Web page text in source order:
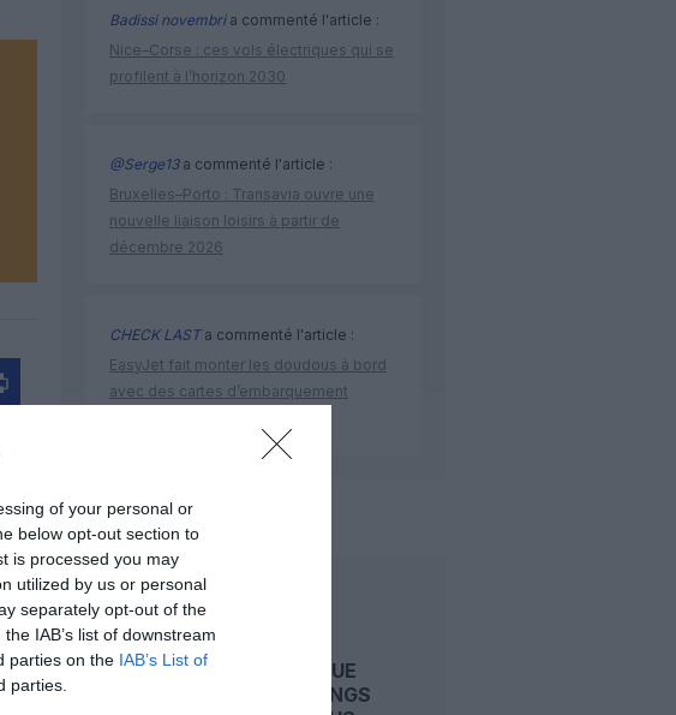
of your personal or
below opt-out section to
is processed you may
utilized by us or personal
separately opt-out of the
IAB’s list of downstream
parties on the IAB’s List of
parties.
Badissi novembria commenté l'article :
Nice–Corse : ces vols électriques qui se
profilent à l’horizon 2030
@Serge13a commenté l'article :
Bruxelles–Porto : Transavia ouvre une
nouvelle liaison loisirs à partir de
décembre 2026
CHECK LASTa commenté l'article :
EasyJet fait monter les doudous à bord
avec des cartes d’embarquement
Czech Airlines
LIRE AUSSI
LA TCHÈQUE
SMARTWINGS